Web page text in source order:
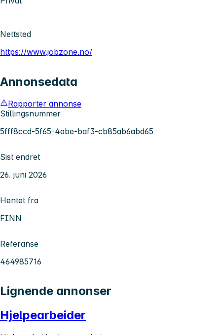
Nettsted
https://www.jobzone.no/
Annonsedata
Rapporter annonse
Stillingsnummer
5fff8ccd-5f65-4abe-baf3-cb85ab6abd65
Sist endret
26. juni 2026
Hentet fra
FINN
Referanse
464985716
Lignende annonser
Hjelpearbeider